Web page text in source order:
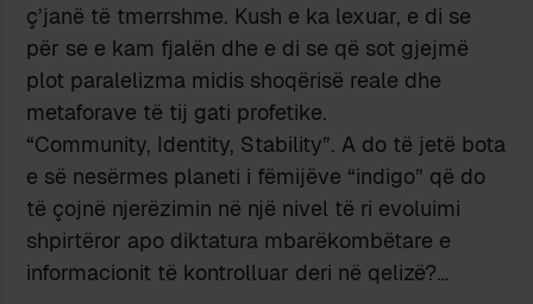
ç’janë të tmerrshme. Kush e ka lexuar, e di se
për se e kam fjalën dhe e di se që sot gjejmë
plot paralelizma midis shoqërisë reale dhe
metaforave të tij gati profetike.
“Community, Identity, Stability”. A do të jetë bota
e së nesërmes planeti i fëmijëve “indigo” që do
të çojnë njerëzimin në një nivel të ri evoluimi
shpirtëror apo diktatura mbarëkombëtare e
informacionit të kontrolluar deri në qelizë?…